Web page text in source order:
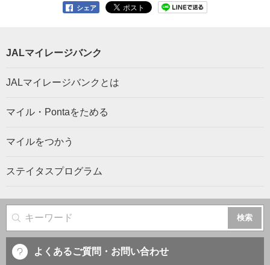
シェア
JALマイレージバンク
JALマイレージバンクとは
マイル・Pontaをためる
マイルをつかう
ステイタスプログラム
サイト内検索
よくあるご質問・お問い合わせ